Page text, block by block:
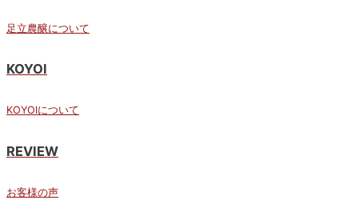
足立農醸について
KOYOI
KOYOIについて
REVIEW
お客様の声